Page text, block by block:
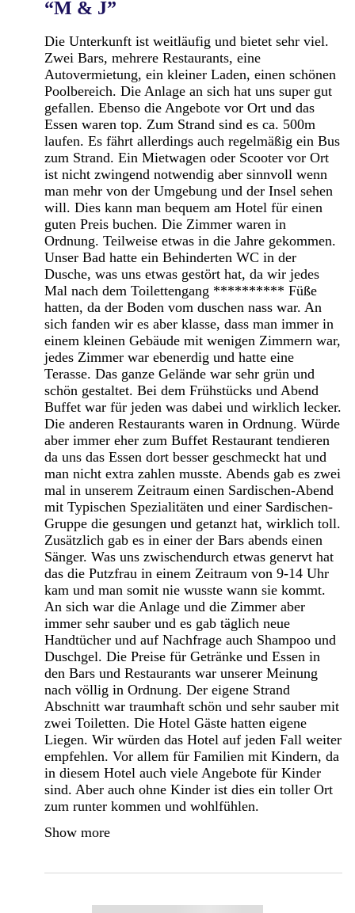
“M & J”
Die Unterkunft ist weitläufig und bietet sehr viel.
Zwei Bars, mehrere Restaurants, eine
Autovermietung, ein kleiner Laden, einen schönen
Poolbereich. Die Anlage an sich hat uns super gut
gefallen. Ebenso die Angebote vor Ort und das
Essen waren top. Zum Strand sind es ca. 500m
laufen. Es fährt allerdings auch regelmäßig ein Bus
zum Strand. Ein Mietwagen oder Scooter vor Ort
ist nicht zwingend notwendig aber sinnvoll wenn
man mehr von der Umgebung und der Insel sehen
will. Dies kann man bequem am Hotel für einen
guten Preis buchen. Die Zimmer waren in
Ordnung. Teilweise etwas in die Jahre gekommen.
Unser Bad hatte ein Behinderten WC in der
Dusche, was uns etwas gestört hat, da wir jedes
Mal nach dem Toilettengang ********** Füße
hatten, da der Boden vom duschen nass war. An
sich fanden wir es aber klasse, dass man immer in
einem kleinen Gebäude mit wenigen Zimmern war,
jedes Zimmer war ebenerdig und hatte eine
Terasse. Das ganze Gelände war sehr grün und
schön gestaltet. Bei dem Frühstücks und Abend
Buffet war für jeden was dabei und wirklich lecker.
Die anderen Restaurants waren in Ordnung. Würde
aber immer eher zum Buffet Restaurant tendieren
da uns das Essen dort besser geschmeckt hat und
man nicht extra zahlen musste. Abends gab es zwei
mal in unserem Zeitraum einen Sardischen-Abend
mit Typischen Spezialitäten und einer Sardischen-
Gruppe die gesungen und getanzt hat, wirklich toll.
Zusätzlich gab es in einer der Bars abends einen
Sänger. Was uns zwischendurch etwas genervt hat
das die Putzfrau in einem Zeitraum von 9-14 Uhr
kam und man somit nie wusste wann sie kommt.
An sich war die Anlage und die Zimmer aber
immer sehr sauber und es gab täglich neue
Handtücher und auf Nachfrage auch Shampoo und
Duschgel. Die Preise für Getränke und Essen in
den Bars und Restaurants war unserer Meinung
nach völlig in Ordnung. Der eigene Strand
Abschnitt war traumhaft schön und sehr sauber mit
zwei Toiletten. Die Hotel Gäste hatten eigene
Liegen. Wir würden das Hotel auf jeden Fall weiter
empfehlen. Vor allem für Familien mit Kindern, da
in diesem Hotel auch viele Angebote für Kinder
sind. Aber auch ohne Kinder ist dies ein toller Ort
zum runter kommen und wohlfühlen.
Show more